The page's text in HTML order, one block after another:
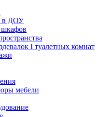
в ДОУ
I туалетных комнат
мебели